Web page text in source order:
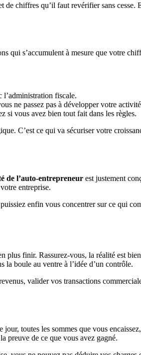
chiffres qu’il faut revérifier sans cesse.
qui s’accumulent à mesure que votre
l’administration fiscale.
ne passez pas à développer votre
si vous avez bien tout fait dans les règles.
C’est ce qui va sécuriser votre
de l’auto-entrepreneur est justement
entreprise.
enfin vous concentrer sur ce qui
plus finir. Rassurez-vous, la réalité est
la boule au ventre à l’idée d’un contrôle.
valider vos transactions
toutes les sommes que vous
preuve de ce que vous avez gagné.